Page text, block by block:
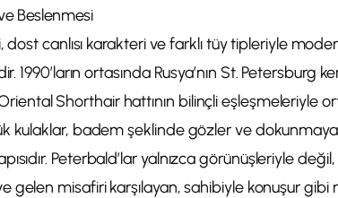
Beslenmesi
canlısı karakteri ve farklı tüy tipleriyle
1990’ların ortasında Rusya’nın St. Petersburg
Shorthair hattının bilinçli eşleşmeleriyle
kulaklar, badem şeklinde gözler ve
Peterbald’lar yalnızca görünüşleriyle
gelen misafiri karşılayan, sahibiyle konuşur gibi